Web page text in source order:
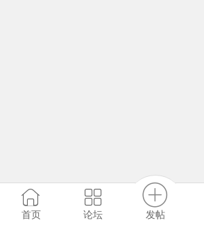
首页 论坛 发帖